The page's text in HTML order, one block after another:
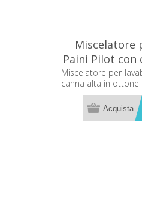
Miscelatore
Paini Pilot con
ottone
Miscelatore per
canna alta in ottone